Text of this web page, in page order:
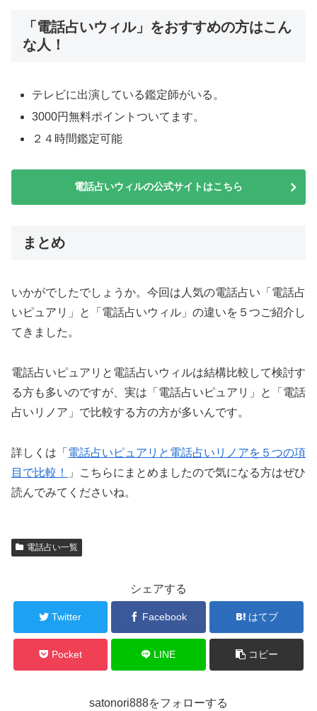
「電話占いウィル」をおすすめの方はこん
な人！
テレビに出演している鑑定師がいる。
3000円無料ポイントついてます。
２４時間鑑定可能
電話占いウィルの公式サイトはこちら
まとめ
いかがでしたでしょうか。今回は人気の電話占い「電話占
いピュアリ」と「電話占いウィル」の違いを５つご紹介し
てきました。
電話占いピュアリと電話占いウィルは結構比較して検討す
る方も多いのですが、実は「電話占いピュアリ」と「電話
占いリノア」で比較する方の方が多いんです。
詳しくは「 電話占いピュアリと電話占いリノアを５つの項
目で比較！
」こちらにまとめましたので気になる方はぜひ
読んでみてくださいね。
電話占い一覧
シェアする
Twitter Facebook はてブ
Pocket LINE コピー
satonori888をフォローする